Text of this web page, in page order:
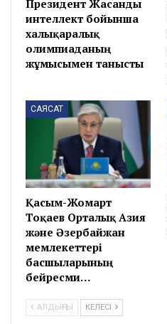
Президент Жасанды
интеллект бойынша
халықаралық
олимпиаданың
жұмысымен танысты
САЯСАТ
Қасым-Жомарт
Тоқаев Орталық Азия
және Әзербайжан
мемлекеттері
басшыларының
бейресми…
АЛДЫҢҒЫ КЕЛЕСІ